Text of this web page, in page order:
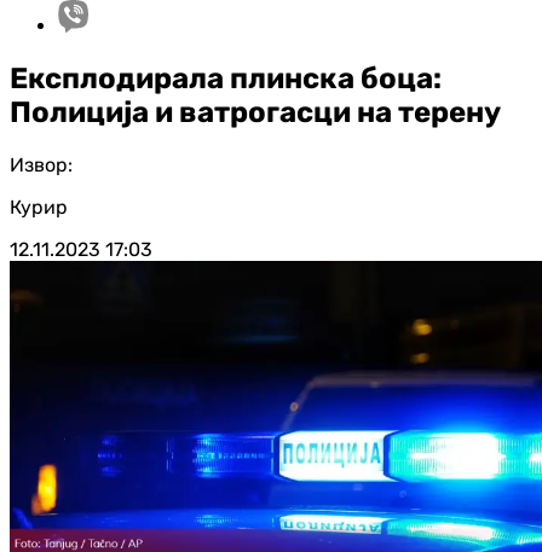
Експлодирала плинска боца:
Полиција и ватрогасци на терену
Извор:
Курир
12.11.2023 17:03